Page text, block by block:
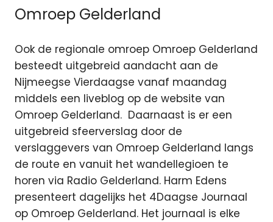
Omroep Gelderland
Ook de regionale omroep Omroep Gelderland
besteedt uitgebreid aandacht aan de
Nijmeegse Vierdaagse vanaf maandag
middels een liveblog op de website van
Omroep Gelderland. Daarnaast is er een
uitgebreid sfeerverslag door de
verslaggevers van Omroep Gelderland langs
de route en vanuit het wandellegioen te
horen via Radio Gelderland. Harm Edens
presenteert dagelijks het 4Daagse Journaal
op Omroep Gelderland. Het journaal is elke